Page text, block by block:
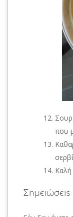
που
Σημειώσεις